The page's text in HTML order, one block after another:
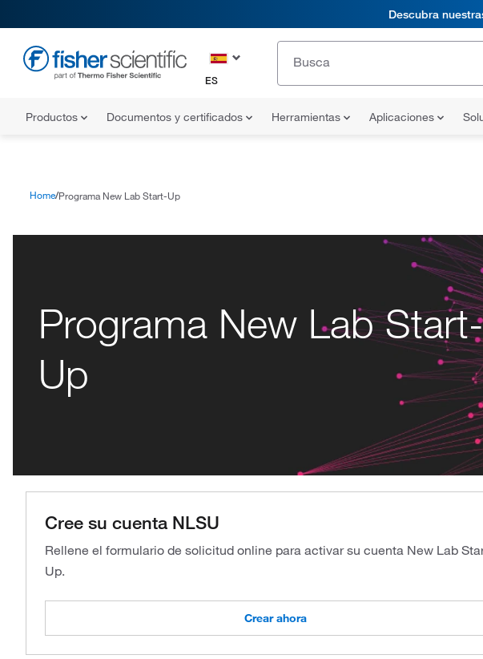
Descubra
ES
Productos Documentos y certificados Herramientas Aplicaciones
Home Programa New Lab Start-Up
Programa New Lab Start-
Up
Cree su cuenta NLSU
Rellene el formulario de solicitud online para activar su cuenta New Lab
Up.
Crear ahora